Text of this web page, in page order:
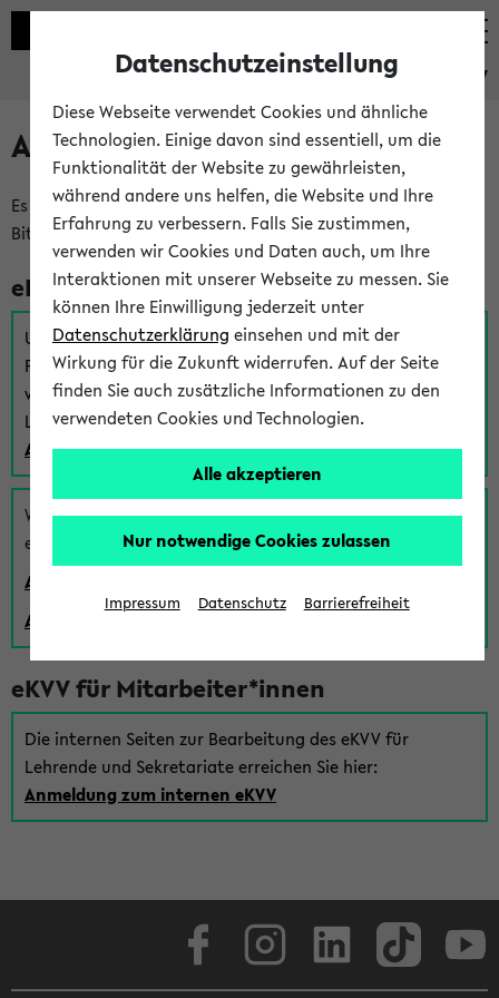
eKVV
Anmeldung am eKVV
Es gibt mehrere Möglichkeiten zur Anmeldung am eKVV.
Bitte wählen Sie die für Sie richtige aus:
eKVV für Studierende
Um sich einen Stundenplan zu erstellen und alle weiteren
Funktionen des eKVVs für Studierende zu nutzen,
verwenden Sie diesen Link zur Anmeldung über Ihr Uni
Login:
Anmeldung zum eKVV der Studierenden
Wenn Sie (noch) kein Uni Login haben, können Sie das
eKVV auch über einen Gastzugang verwenden:
Anmeldung über einen vorhandenen Gastzugang
Anlegen eines neuen Gastzugangs
eKVV für Mitarbeiter*innen
Die internen Seiten zur Bearbeitung des eKVV für
Lehrende und Sekretariate erreichen Sie hier:
Anmeldung zum internen eKVV
Datenschutzeinstellung
Diese Webseite verwendet Cookies und ähnliche
Technologien. Einige davon sind essentiell, um die
Funktionalität der Website zu gewährleisten,
während andere uns helfen, die Website und Ihre
Erfahrung zu verbessern. Falls Sie zustimmen,
verwenden wir Cookies und Daten auch, um Ihre
Interaktionen mit unserer Webseite zu messen. Sie
können Ihre Einwilligung jederzeit unter
Datenschutzerklärung einsehen und mit der
Wirkung für die Zukunft widerrufen. Auf der Seite
finden Sie auch zusätzliche Informationen zu den
verwendeten Cookies und Technologien.
Alle akzeptieren
Nur notwendige Cookies zulassen
Impressum Datenschutz Barrierefreiheit